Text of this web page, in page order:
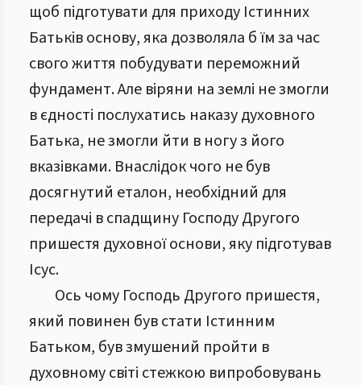
щоб підготувати для приходу Істинних
Батьків основу, яка дозволяла б їм за час
свого життя побудувати переможний
фундамент. Але віряни на землі не змогли
в єдності послухатись наказу духовного
Батька, не змогли йти в ногу з його
вказівками. Внаслідок чого не був
досягнутий еталон, необхідний для
передачі в спадщину Господу Другого
пришестя духовної основи, яку підготував
Ісус.
Ось чому Господь Другого пришестя,
який повинен був стати Істинним
Батьком, був змушений пройти в
духовному світі стежкою випробовувань